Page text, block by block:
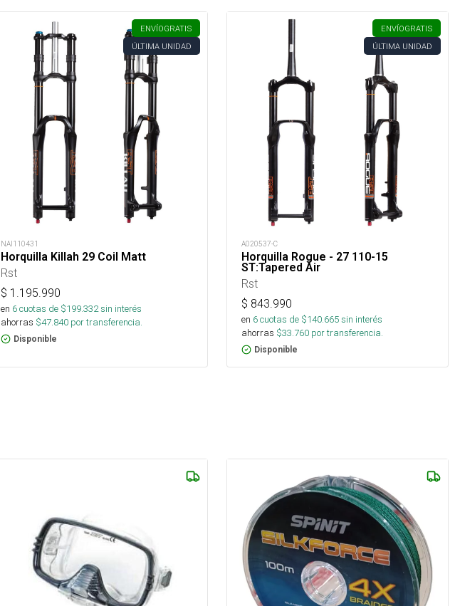
ENVÍOGRATIS
ÚLTIMA UNIDAD
NAI110431
Horquilla Killah 29 Coil Matt
Rst
$ 1.195.990
en 6cuotas de $199.332sin interés
ahorras $47.840 por transferencia.
Disponible
ENVÍOGRATIS
ÚLTIMA UNIDAD
A020537-C
Horquilla Rogue - 27 110-15
ST:Tapered Air
Rst
$ 843.990
en 6cuotas de $140.665sin interés
ahorras $33.760 por transferencia.
Disponible